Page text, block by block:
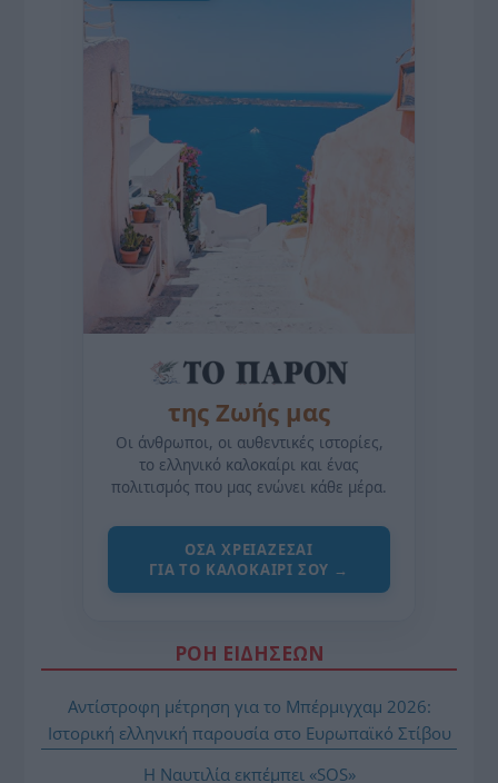
της Ζωής μας
Οι άνθρωποι, οι αυθεντικές ιστορίες,
το ελληνικό καλοκαίρι και ένας
πολιτισμός που μας ενώνει κάθε μέρα.
ΌΣΑ ΧΡΕΙΆΖΕΣΑΙ
ΓΙΑ ΤΟ ΚΑΛΟΚΑΊΡΙ ΣΟΥ →
ΡΟΗ ΕΙΔΗΣΕΩΝ
Αντίστροφη μέτρηση για το Μπέρμιγχαμ 2026:
Ιστορική ελληνική παρουσία στο Ευρωπαϊκό Στίβου
Η Ναυτιλία εκπέμπει «SOS»